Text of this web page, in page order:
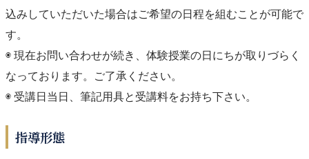
込みしていただいた場合はご希望の日程を組むことが可能で
す。
◉ 現在お問い合わせが続き、体験授業の日にちが取りづらく
なっております。ご了承ください。
◉ 受講日当日、筆記用具と受講料をお持ち下さい。
指導形態